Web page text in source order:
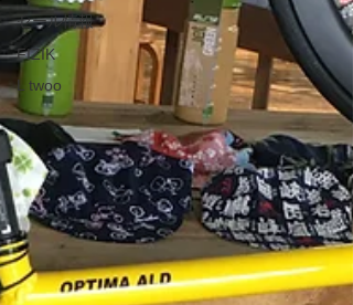
セール情報
FIZIK
L twoo